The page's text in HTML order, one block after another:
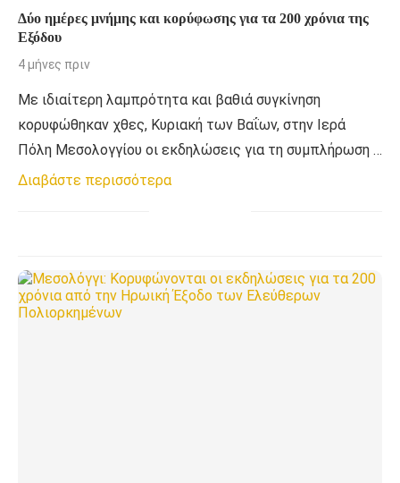
Δύο ημέρες μνήμης και κορύφωσης για τα 200 χρόνια της
Εξόδου
4 μήνες πριν
Με ιδιαίτερη λαμπρότητα και βαθιά συγκίνηση
κορυφώθηκαν χθες, Κυριακή των Βαΐων, στην Ιερά
Πόλη Μεσολογγίου οι εκδηλώσεις για τη συμπλήρωση …
Διαβάστε περισσότερα